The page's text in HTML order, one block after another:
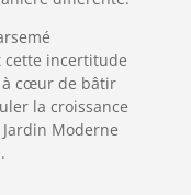
cette incertitude
à cœur de bâtir
la croissance
Moderne